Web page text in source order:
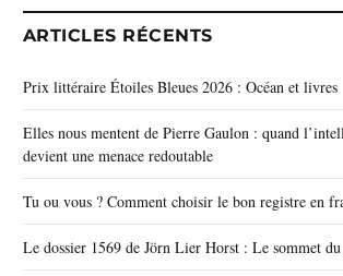
ARTICLES RÉCENTS
Prix littéraire Étoiles Bleues 2026 : Océan et livres
Elles nous mentent de Pierre Gaulon : quand
devient une menace redoutable
Tu ou vous ? Comment choisir le bon registre en
Le dossier 1569 de Jörn Lier Horst : Le sommet